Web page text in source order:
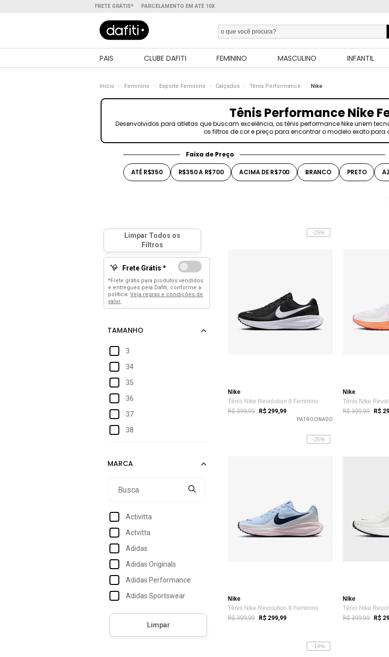
FRETE GRÁTIS* PARCELAMENTO EM ATÉ 10X
PAIS CLUBE DAFITI FEMININO MASCULINO INFANTIL
Início Feminino Esporte Feminino Calçados Tênis Performance Nike
Tênis Performance Nike
Desenvolvidos para atletas que buscam excelência, os tênis performance Nike unem
os filtros de cor e preço para encontrar o modelo exato para
Faixa de Preço
ATÉ R$350 R$350 A R$700 ACIMA DE R$700 BRANCO PRETO
Frete Grátis *
*Frete grátis para produtos vendidos
e entregues pela Dafiti, conforme a
política: Veja regras e condições de
valor.
3
34
35
36
37
38
40
42
Activitta
Actvitta
Adidas
Adidas Originals
Adidas Performance
Adidas Sportswear
Armyz
-25%
Nike
Tênis Nike Revolution 8 Feminino
R$ 399,99 R$ 299,99
PATROCINADO
Nike
Tênis Nike
R$ 399,99 R$
-25%
Nike
Tênis Nike Revolution 8 Feminino
R$ 399,99 R$ 299,99
Nike
Tênis Nike
R$ 399,99 R$
-14%